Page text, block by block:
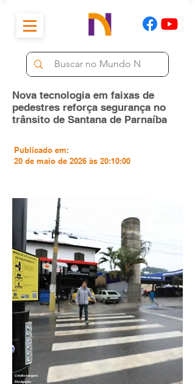
Nova tecnologia em faixas de
pedestres reforça segurança no
trânsito de Santana de Parnaíba
Publicado em:
20 de maio de 2026 às 20:10:00
Divulgação
Crédito Imagem: